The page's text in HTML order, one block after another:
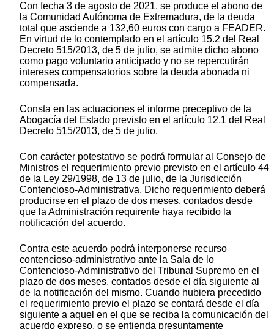
Con fecha 3 de agosto de 2021, se produce el abono de
la Comunidad Autónoma de Extremadura, de la deuda
total que asciende a 132,60 euros con cargo a FEADER.
En virtud de lo contemplado en el artículo 15.2 del Real
Decreto 515/2013, de 5 de julio, se admite dicho abono
como pago voluntario anticipado y no se repercutirán
intereses compensatorios sobre la deuda abonada ni
compensada.
Consta en las actuaciones el informe preceptivo de la
Abogacía del Estado previsto en el artículo 12.1 del Real
Decreto 515/2013, de 5 de julio.
Con carácter potestativo se podrá formular al Consejo de
Ministros el requerimiento previo previsto en el artículo 44
de la Ley 29/1998, de 13 de julio, de la Jurisdicción
Contencioso-Administrativa. Dicho requerimiento deberá
producirse en el plazo de dos meses, contados desde
que la Administración requirente haya recibido la
notificación del acuerdo.
Contra este acuerdo podrá interponerse recurso
contencioso-administrativo ante la Sala de lo
Contencioso-Administrativo del Tribunal Supremo en el
plazo de dos meses, contados desde el día siguiente al
de la notificación del mismo. Cuando hubiera precedido
el requerimiento previo el plazo se contará desde el día
siguiente a aquel en el que se reciba la comunicación del
acuerdo expreso, o se entienda presuntamente